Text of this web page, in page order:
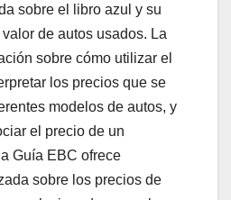
sobre el libro azul y su
de autos usados. La
sobre cómo utilizar el
los precios que se
modelos de autos, y
el precio de un
Guía EBC ofrece
sobre los precios de